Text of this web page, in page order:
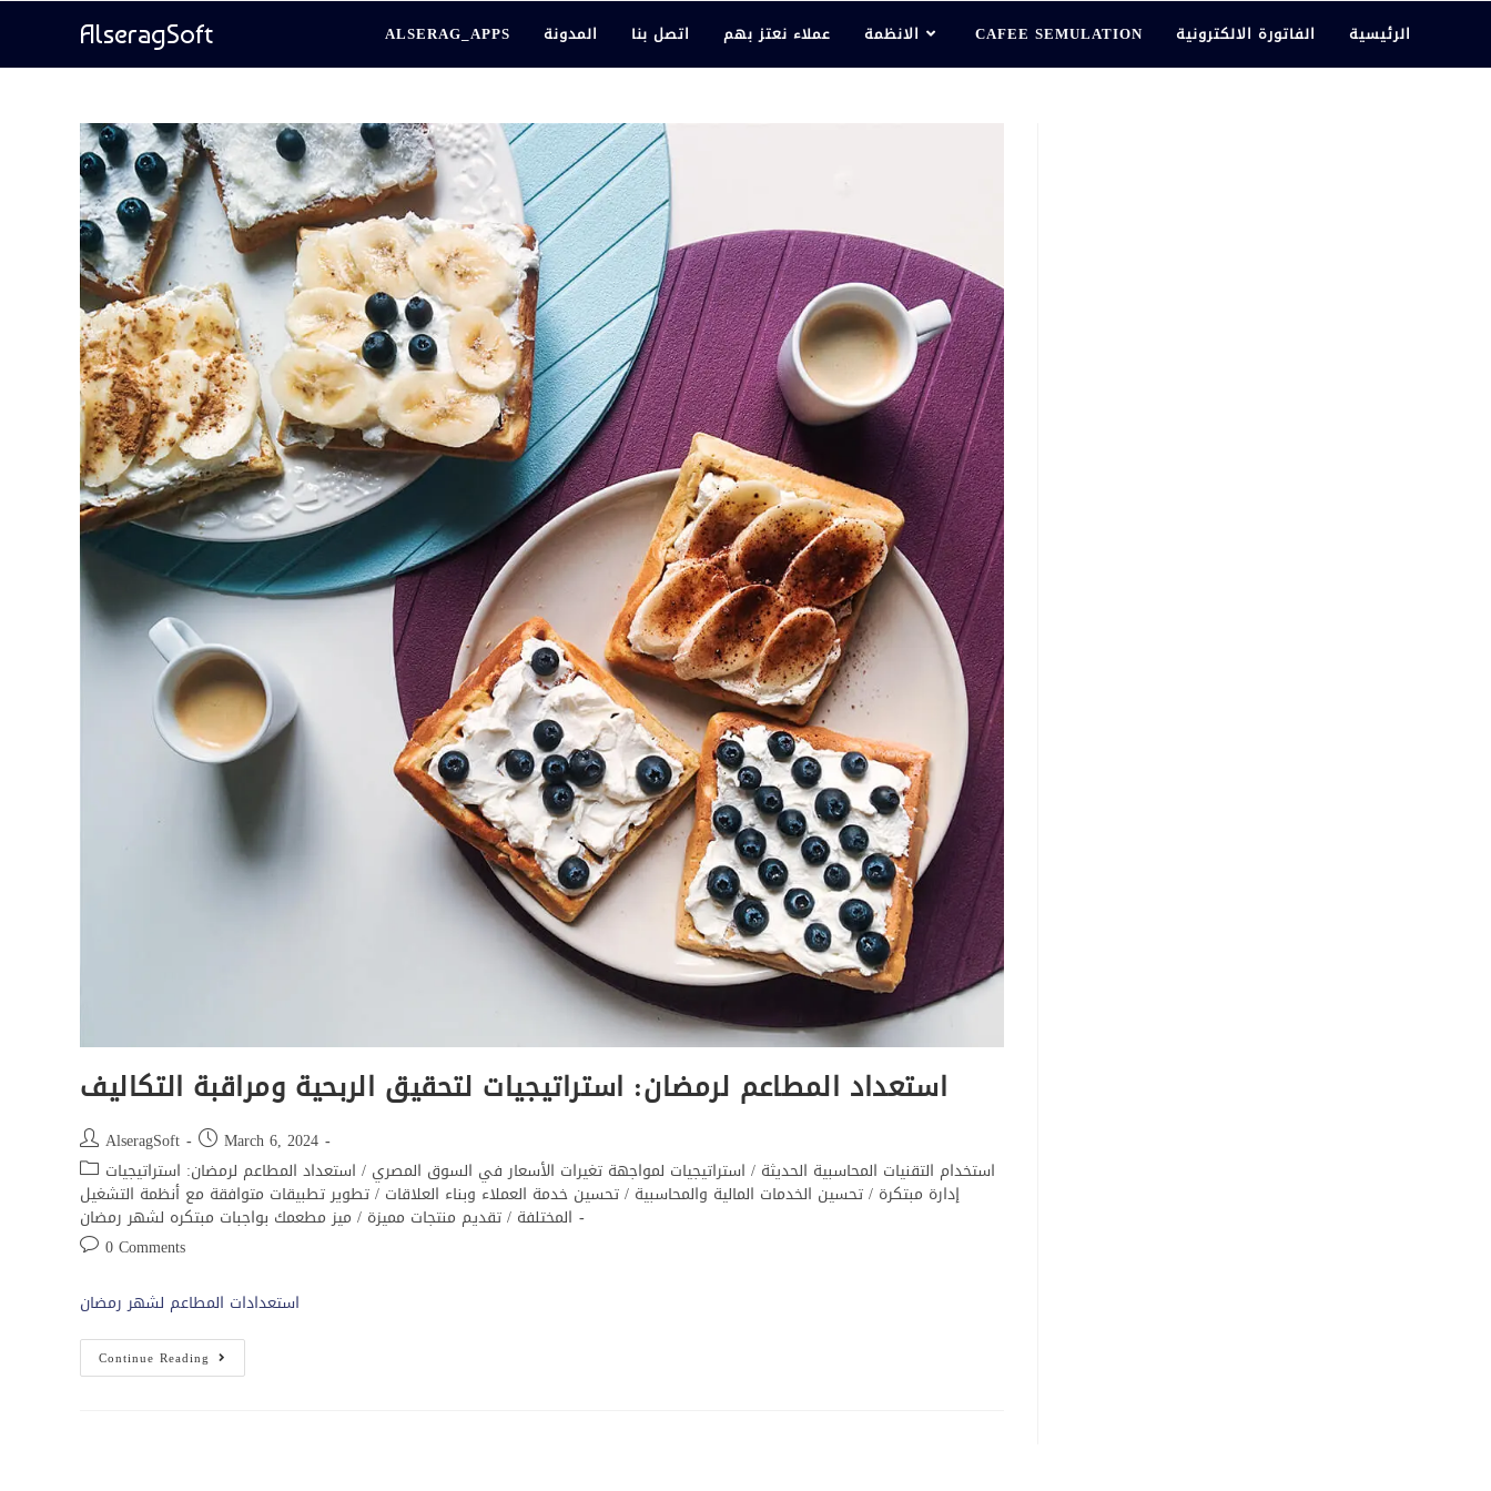
AlseragSoft ALSERAG_APPS المدونة اتصل بنا عملاء نعتز بهم الانظمة CAFEE SEMULATION الفاتورة الالكترونية الرئيسية
استعداد المطاعم لرمضان: استراتيجيات لتحقيق الربحية ومراقبة التكاليف
AlseragSoft
March 6, 2024
استخدام التقنيات المحاسبية الحديثة / استراتيجيات لمواجهة تغيرات الأسعار في السوق المصري / استعداد المطاعم لرمضان: استراتيجيات
إدارة مبتكرة /تحسين الخدمات المالية والمحاسبية /تحسين خدمة العملاء وبناء العلاقات /تطوير تطبيقات متوافقة مع أنظمة التشغيل
المختلفة /تقديم منتجات مميزة / ميز مطعمك بواجبات مبتكره لشهر رمضان
0 Comments
استعدادات المطاعم لشهر رمضان
Continue Reading